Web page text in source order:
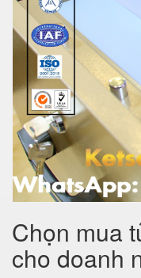
Chọn mua
cho doanh